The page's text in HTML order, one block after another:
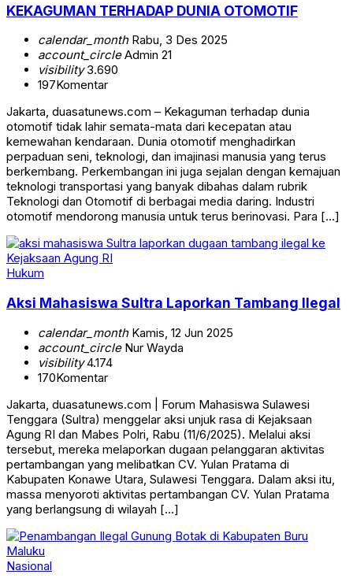
KEKAGUMAN TERHADAP DUNIA OTOMOTIF
calendar_monthRabu, 3 Des 2025
account_circleAdmin 21
visibility3.690
197Komentar
Jakarta, duasatunews.com – Kekaguman terhadap dunia
otomotif tidak lahir semata-mata dari kecepatan atau
kemewahan kendaraan. Dunia otomotif menghadirkan
perpaduan seni, teknologi, dan imajinasi manusia yang terus
berkembang. Perkembangan ini juga sejalan dengan kemajuan
teknologi transportasi yang banyak dibahas dalam rubrik
Teknologi dan Otomotif di berbagai media daring. Industri
otomotif mendorong manusia untuk terus berinovasi. Para […]
Hukum
Aksi Mahasiswa Sultra Laporkan Tambang Ilegal
calendar_monthKamis, 12 Jun 2025
account_circleNur Wayda
visibility4.174
170Komentar
Jakarta, duasatunews.com | Forum Mahasiswa Sulawesi
Tenggara (Sultra) menggelar aksi unjuk rasa di Kejaksaan
Agung RI dan Mabes Polri, Rabu (11/6/2025). Melalui aksi
tersebut, mereka melaporkan dugaan pelanggaran aktivitas
pertambangan yang melibatkan CV. Yulan Pratama di
Kabupaten Konawe Utara, Sulawesi Tenggara. Dalam aksi itu,
massa menyoroti aktivitas pertambangan CV. Yulan Pratama
yang berlangsung di wilayah […]
Nasional